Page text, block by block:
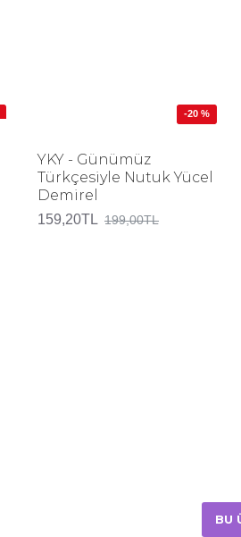
-20 %
YKY - Günümüz
Türkçesiyle Nutuk Yücel
Demirel
159,20TL 199,00TL
BU